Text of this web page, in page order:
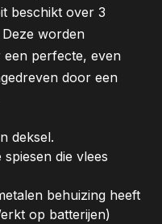
beschikt over 3
worden
een perfecte, even
door een
deksel.
die vlees
behuizing heeft
op batterijen)